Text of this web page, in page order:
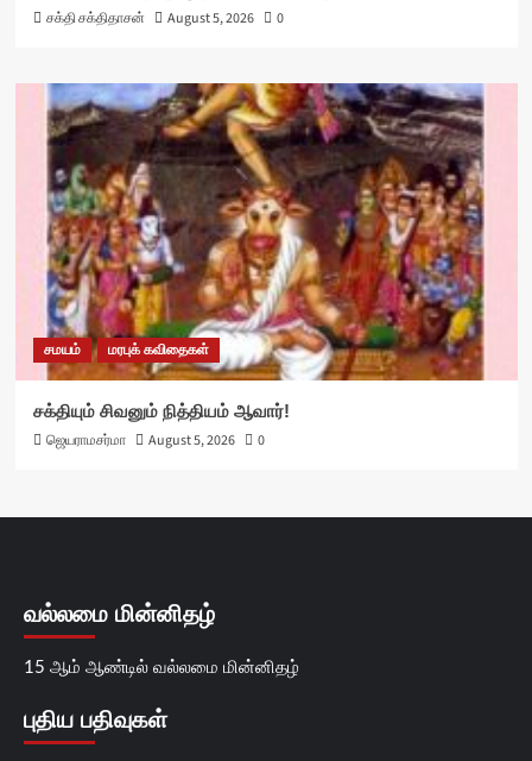
சக்தி சக்திதாசன்
August 5, 2026 0
சமயம் மரபுக் கவிதைகள்
சக்தியும் சிவனும் நித்தியம் ஆவார்!
ஜெயராமசர்மா
August 5, 2026 0
வல்லமை மின்னிதழ்
15 ஆம் ஆண்டில் வல்லமை மின்னிதழ்
புதிய பதிவுகள்